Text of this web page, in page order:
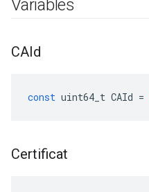
Variables
CAId
const uint64_t CAId =
Certificat